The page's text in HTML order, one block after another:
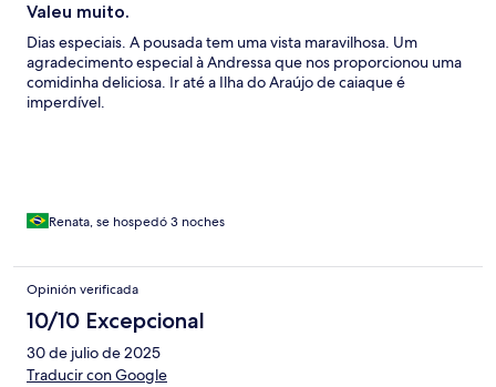
Valeu muito.
Dias especiais. A pousada tem uma vista maravilhosa. Um
agradecimento especial à Andressa que nos proporcionou uma
comidinha deliciosa. Ir até a Ilha do Araújo de caiaque é
imperdível.
Renata, se hospedó 3 noches
Opinión verificada
10/10 Excepcional
30 de julio de 2025
Traducir con Google